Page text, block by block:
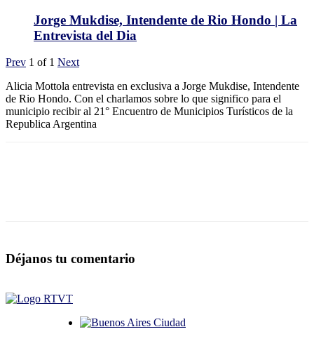
Jorge Mukdise, Intendente de Rio Hondo | La
Entrevista del Dia
Prev 1 of 1 Next
Alicia Mottola entrevista en exclusiva a Jorge Mukdise, Intendente
de Rio Hondo. Con el charlamos sobre lo que significo para el
municipio recibir al 21° Encuentro de Municipios Turísticos de la
Republica Argentina
Déjanos tu comentario